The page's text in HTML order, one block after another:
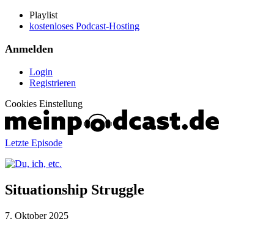
Playlist
kostenloses Podcast-Hosting
Anmelden
Login
Registrieren
Cookies Einstellung
Letzte Episode
Situationship Struggle
7. Oktober 2025